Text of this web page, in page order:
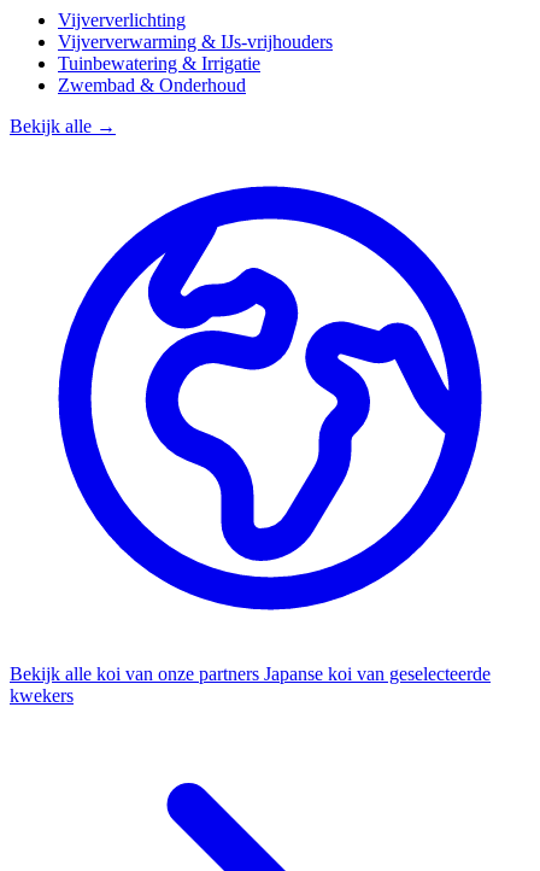
Vijververlichting
Vijververwarming & IJs-vrijhouders
Tuinbewatering & Irrigatie
Zwembad & Onderhoud
Bekijk alle →
Bekijk alle koi van onze partners Japanse koi van geselecteerde
kwekers